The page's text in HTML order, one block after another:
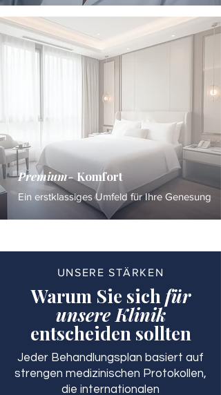
Premium-Komfort
Ein erstklassiges Umfeld für Ihre Genesung
UNSERE STÄRKEN
Warum Sie sichfür
unsere Klinik
entscheiden sollten
Jeder Behandlungsplan basiert auf
strengen medizinischen Protokollen,
die internationalen